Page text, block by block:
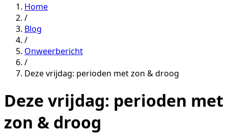
Home
/
Blog
/
Onweerbericht
/
Deze vrijdag: perioden met zon & droog
Deze vrijdag: perioden met
zon & droog